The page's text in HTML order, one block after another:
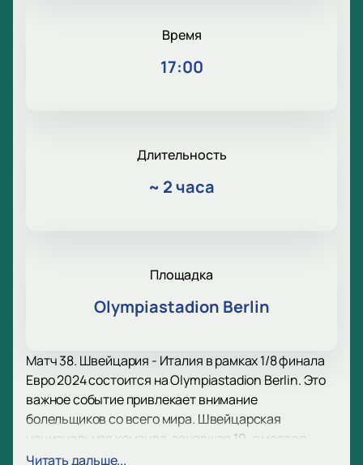
Время
17:00
Длительность
~ 2 часа
Площадка
Olympiastadion Berlin
Матч 38. Швейцария - Италия в рамках 1/8 финала
Евро 2024 состоится на Olympiastadion Berlin. Это
важное событие привлекает внимание
болельщиков со всего мира. Швейцарская
национальная команда, занявшая 19-е место в
рейтинге ФИФА по состоянию на апрель 2024 года,
Читать дальше...